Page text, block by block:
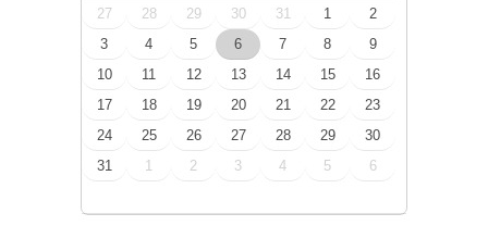
27
28 29 30 31 1
2
3
4 5 6 7 8
9
10
11 12 13 14 15
16
17
18 19 20 21 22
23
24
25 26 27 28 29
30
31
1 2 3 4 5 6